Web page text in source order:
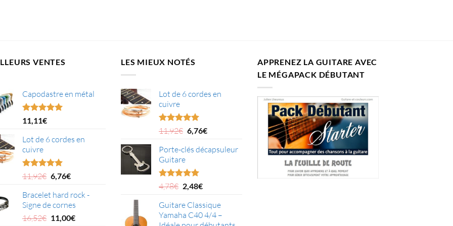
VENTES
Capodastre en métal
Note4.95
sur 5
11,11€
Lot de 6 cordes en
cuivre
Note5.00
sur 5
11,92€ Le
initial
était :
11,92€.
6,76€Le
actuel
est :
6,76€.
Bracelet hard rock -
Signe de cornes
16,52€ Le
11,00€Le
LES MIEUX NOTÉS
Lot de 6 cordes en
cuivre
Note5.00
sur 5
11,92€ Le
initial
11,92€.
6,76€Le
actuel
Porte-clés décapsuleur
Guitare
Note 5.00
sur 5
4,78€ Le
initial
était :
2,48€Le
actuel
est :
Guitare Classique
Yamaha C40 4/4 –
APPRENEZ LA GUITARE AVEC
LE MÉGAPACK DÉBUTANT